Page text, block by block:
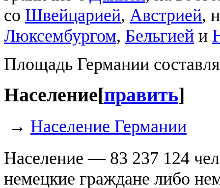
со Швейцарией, Австрией,
Люксембургом, Бельгией и
Площадь Германии
Население [править]
→ Население Германии
Население — 83 237 124
немецкие граждане либо